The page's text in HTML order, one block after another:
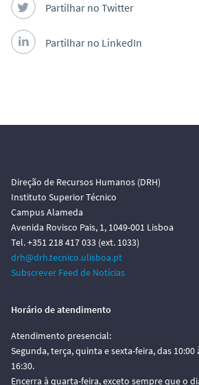
Partilhar no Twitter
Partilhar no LinkedIn
Direção de Recursos Humanos (DRH)
Instituto Superior Técnico
Campus Alameda
Avenida Rovisco Pais, 1, 1049-001 Lisboa
Tel. +351 218 417 033 (ext. 1033)
drh@drh.tecnico.ulisboa.pt
Subscrever Feed de Notícias
Horário de atendimento
Atendimento presencial:
Segunda, terça, quinta e sexta-feira, das 10:00
16:30.
Encerra à quarta-feira, exceto sempre que o